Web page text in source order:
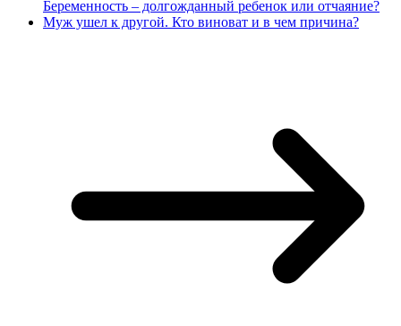
Беременность – долгожданный ребенок или отчаяние?
Муж ушел к другой. Кто виноват и в чем причина?